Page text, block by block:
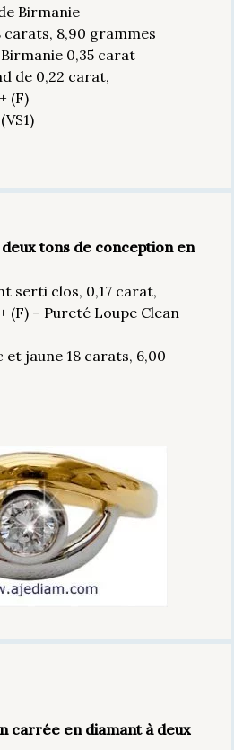
Birmanie
carats, 8,90 grammes
0,35 carat
de 0,22 carat,
(F)
tons de conception en
serti clos, 0,17 carat,
(F) – Pureté Loupe Clean
jaune 18 carats, 6,00
carrée en diamant à deux